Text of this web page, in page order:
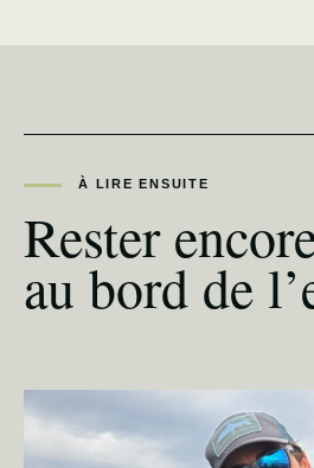
À LIRE ENSUITE
Rester
au bord de